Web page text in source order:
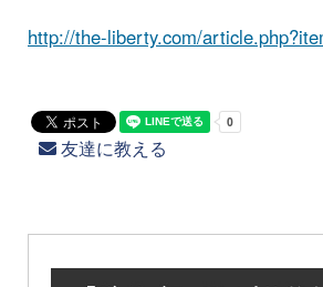
http://the-liberty.com/
友達に教える